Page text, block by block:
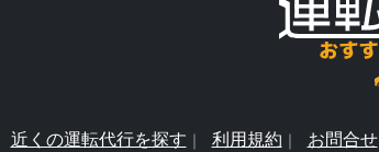
近くの運転代行を探す 利用規約 お問合せ